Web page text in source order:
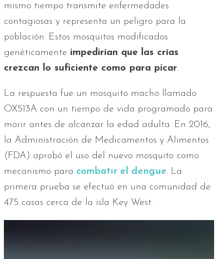
mismo tiempo transmite enfermedades
contagiosas y representa un peligro para la
población. Estos mosquitos modificados
genéticamente impedirían que las crías
crezcan lo suficiente como para picar.
La respuesta fue un mosquito macho llamado
OX513A con un tiempo de vida programado para
morir antes de alcanzar la edad adulta. En 2016,
la Administración de Medicamentos y Alimentos
(FDA) aprobó el uso del nuevo mosquito como
mecanismo para combatir el dengue. La
primera prueba se efectuó en una comunidad de
475 casas cerca de la isla Key West.